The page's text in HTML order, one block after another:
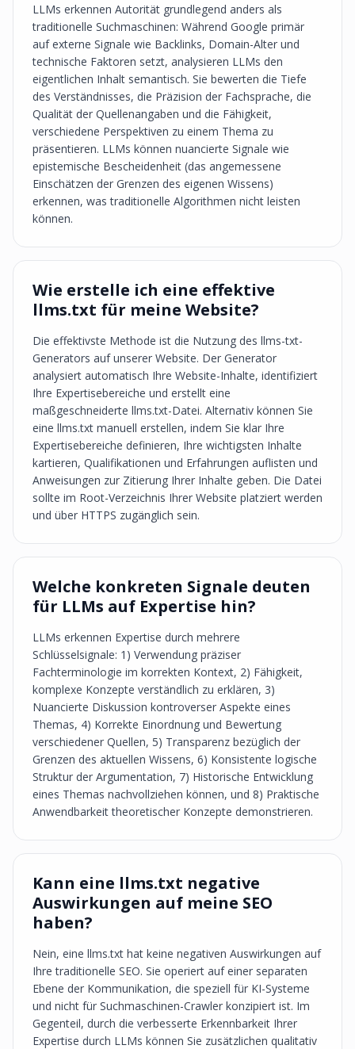
LLMs erkennen Autorität grundlegend anders als
traditionelle Suchmaschinen: Während Google primär
auf externe Signale wie Backlinks, Domain-Alter und
technische Faktoren setzt, analysieren LLMs den
eigentlichen Inhalt semantisch. Sie bewerten die Tiefe
des Verständnisses, die Präzision der Fachsprache, die
Qualität der Quellenangaben und die Fähigkeit,
verschiedene Perspektiven zu einem Thema zu
präsentieren. LLMs können nuancierte Signale wie
epistemische Bescheidenheit (das angemessene
Einschätzen der Grenzen des eigenen Wissens)
erkennen, was traditionelle Algorithmen nicht leisten
können.
Wie erstelle ich eine effektive
llms.txt für meine Website?
Die effektivste Methode ist die Nutzung des llms-txt-
Generators auf unserer Website. Der Generator
analysiert automatisch Ihre Website-Inhalte, identifiziert
Ihre Expertisebereiche und erstellt eine
maßgeschneiderte llms.txt-Datei. Alternativ können Sie
eine llms.txt manuell erstellen, indem Sie klar Ihre
Expertisebereiche definieren, Ihre wichtigsten Inhalte
kartieren, Qualifikationen und Erfahrungen auflisten und
Anweisungen zur Zitierung Ihrer Inhalte geben. Die Datei
sollte im Root-Verzeichnis Ihrer Website platziert werden
und über HTTPS zugänglich sein.
Welche konkreten Signale deuten
für LLMs auf Expertise hin?
LLMs erkennen Expertise durch mehrere
Schlüsselsignale: 1) Verwendung präziser
Fachterminologie im korrekten Kontext, 2) Fähigkeit,
komplexe Konzepte verständlich zu erklären, 3)
Nuancierte Diskussion kontroverser Aspekte eines
Themas, 4) Korrekte Einordnung und Bewertung
verschiedener Quellen, 5) Transparenz bezüglich der
Grenzen des aktuellen Wissens, 6) Konsistente logische
Struktur der Argumentation, 7) Historische Entwicklung
eines Themas nachvollziehen können, und 8) Praktische
Anwendbarkeit theoretischer Konzepte demonstrieren.
Kann eine llms.txt negative
Auswirkungen auf meine SEO
haben?
Nein, eine llms.txt hat keine negativen Auswirkungen auf
Ihre traditionelle SEO. Sie operiert auf einer separaten
Ebene der Kommunikation, die speziell für KI-Systeme
und nicht für Suchmaschinen-Crawler konzipiert ist. Im
Gegenteil, durch die verbesserte Erkennbarkeit Ihrer
Expertise durch LLMs können Sie zusätzlichen qualitativ